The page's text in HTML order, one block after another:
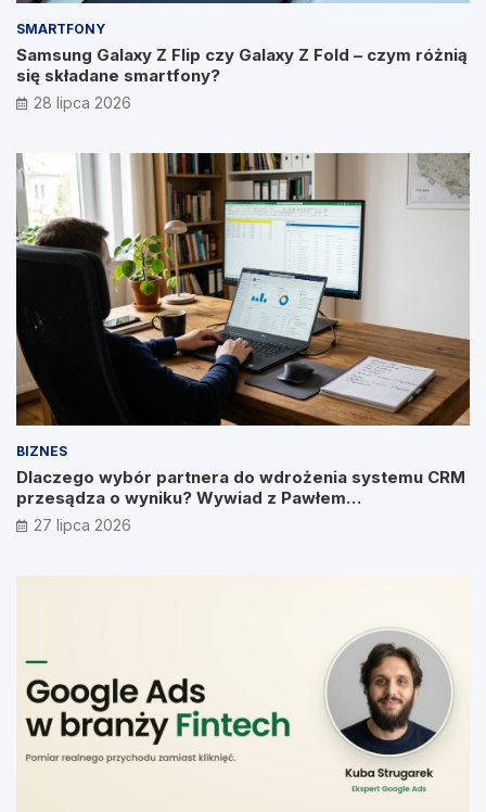
SMARTFONY
Samsung Galaxy Z Flip czy Galaxy Z Fold – czym różnią
się składane smartfony?
28 lipca 2026
BIZNES
Dlaczego wybór partnera do wdrożenia systemu CRM
przesądza o wyniku? Wywiad z Pawłem
Prymakowskim, CEO IT Vision
27 lipca 2026